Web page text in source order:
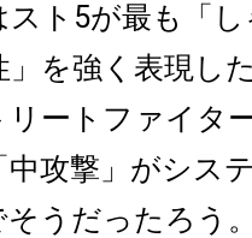
ト5が最も「
を強く表現し
リートファイタ
攻撃」がシス
うだったろう